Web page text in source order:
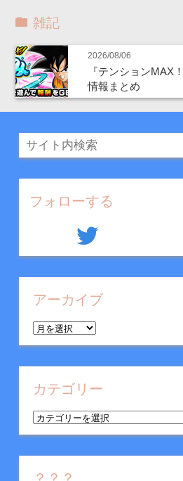
雑記
2026/08/06
『テンションMAX
情報まとめ
フォローする
twitter
アーカイブ
ア
ー
カ
イ
カテゴリー
カ
テ
ゴ
リ